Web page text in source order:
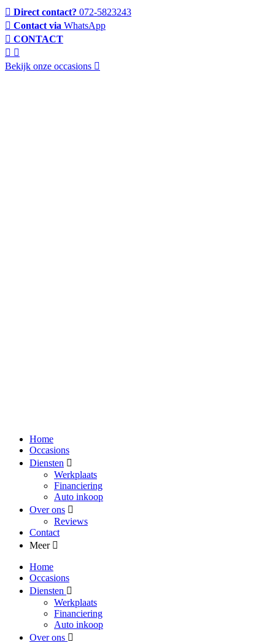
Direct contact? 072-5823243
Contact via WhatsApp
CONTACT
Bekijk onze occasions
Home
Occasions
Diensten
Werkplaats
Financiering
Auto inkoop
Over ons
Reviews
Contact
Meer
Home
Occasions
Diensten
Werkplaats
Financiering
Auto inkoop
Over ons